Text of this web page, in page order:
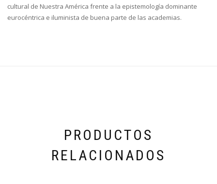
cultural de Nuestra América frente a la epistemología dominante
eurocéntrica e iluminista de buena parte de las academias.
PRODUCTOS
RELACIONADOS